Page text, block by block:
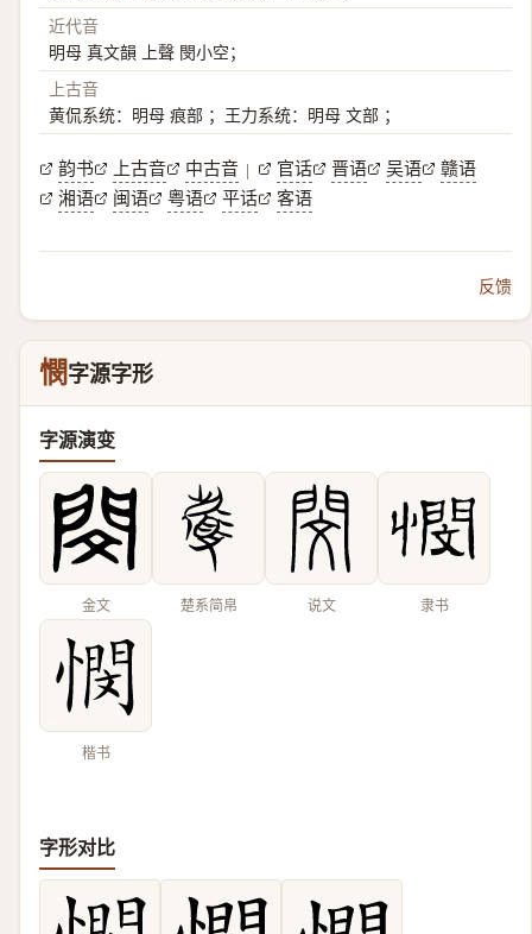
近代音
明母 真文韻 上聲 閔小空；
上古音
黄侃系统：明母 痕部 ；王力系统：明母 文部 ；
韵书 上古音 中古音 | 官话 晋语 吴语
赣语
湘语
闽语 粤语 平话 客语
反馈
憫字源字形
字源演变
金文 楚系简帛 说文 隶书
楷书
字形对比